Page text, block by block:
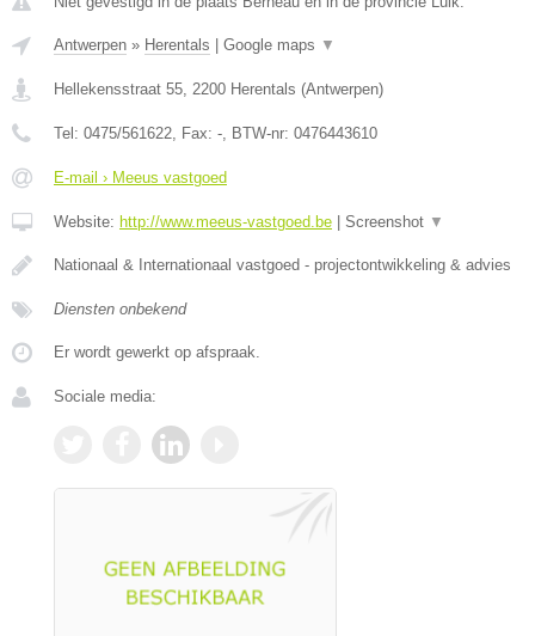
Antwerpen » Herentals Google maps ▼
Hellekensstraat 55, 2200 Herentals (Antwerpen)
Tel: 0475/561622, Fax: -, BTW-nr: 0476443610
E-mail › Meeus vastgoed
Website: http://www.meeus-vastgoed.be Screenshot ▼
Nationaal & Internationaal vastgoed - projectontwikkeling & advies
Diensten onbekend
Er wordt gewerkt op afspraak.
Sociale media: